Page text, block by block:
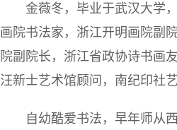
金薇冬，毕业于武汉大学
画院书法家，浙江开明画院副
院副院长，浙江省政协诗书画
汪新士艺术馆顾问，南纪印社
自幼酷爱书法，早年师从